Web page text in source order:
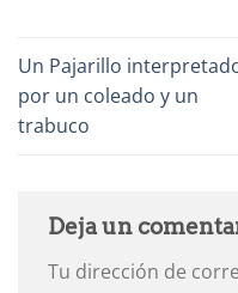
Un Pajarillo
por un coleado y un
trabuco
Deja un
Tu dirección de